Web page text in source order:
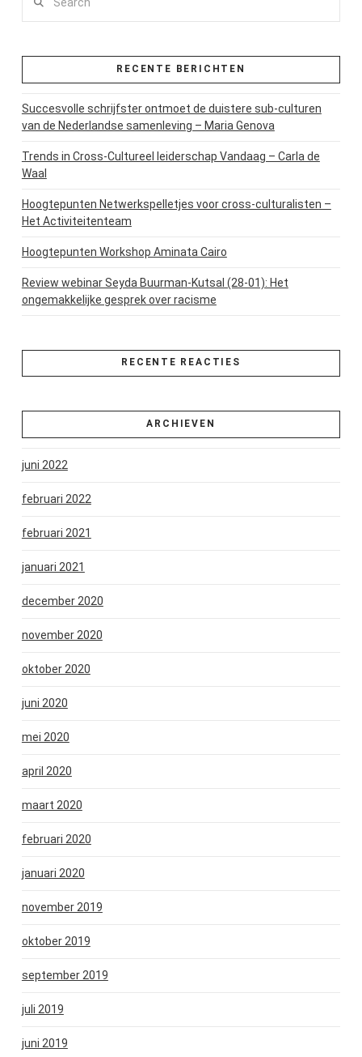
RECENTE BERICHTEN
Succesvolle schrijfster ontmoet de duistere sub-culturen
van de Nederlandse samenleving – Maria Genova
Trends in Cross-Cultureel leiderschap Vandaag – Carla de
Waal
Hoogtepunten Netwerkspelletjes voor cross-culturalisten –
Het Activiteitenteam
Hoogtepunten Workshop Aminata Cairo
Review webinar Seyda Buurman-Kutsal (28-01): Het
ongemakkelijke gesprek over racisme
RECENTE REACTIES
ARCHIEVEN
juni 2022
februari 2022
februari 2021
januari 2021
december 2020
november 2020
oktober 2020
juni 2020
mei 2020
april 2020
maart 2020
februari 2020
januari 2020
november 2019
oktober 2019
september 2019
juli 2019
juni 2019